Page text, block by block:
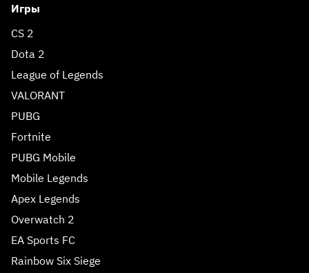
Игры
CS 2
Dota 2
League of Legends
VALORANT
PUBG
Fortnite
PUBG Mobile
Mobile Legends
Apex Legends
Overwatch 2
EA Sports FC
Rainbow Six Siege